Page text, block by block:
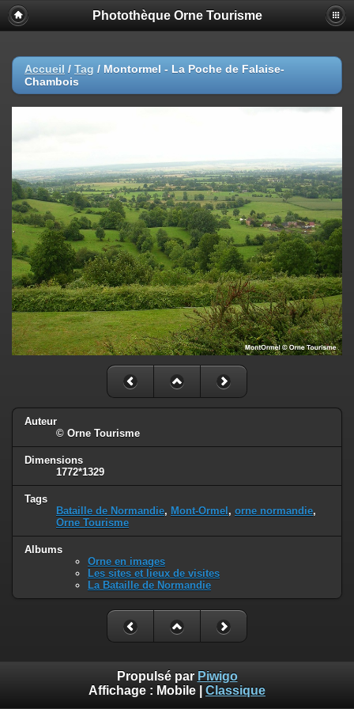
Photothèque Orne Tourisme
Accueil / Tag / Montormel - La Poche de Falaise-
Chambois
Auteur
© Orne Tourisme
Dimensions
1772*1329
Tags
Bataille de Normandie, Mont-Ormel , orne normandie,
Orne Tourisme
Albums
Orne en images
Les sites et lieux de visites
La Bataille de Normandie
Propulsé par Piwigo
Affichage : Mobile Classique